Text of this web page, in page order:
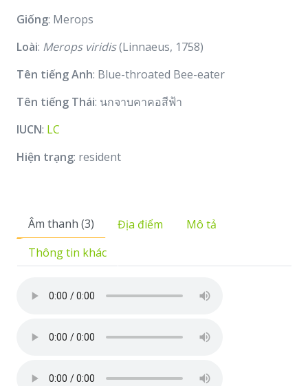
Giống: Merops
Loài: Merops viridis(Linnaeus, 1758)
Tên tiếng Anh: Blue-throated Bee-eater
Tên tiếng Thái: นกจาบคาคอสีฟ้า
IUCN: LC
Hiện trạng: resident
Âm thanh (3) Địa điểm
Mô tả
Thông tin khác